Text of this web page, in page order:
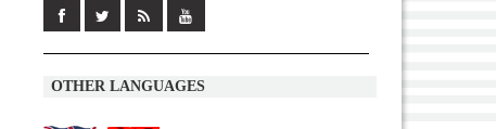
OTHER LANGUAGES